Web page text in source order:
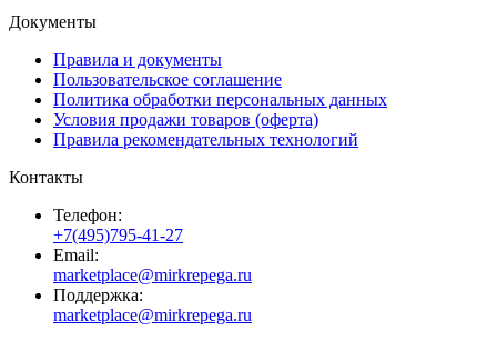
Документы
Правила и документы
Пользовательское соглашение
Политика обработки персональных данных
Условия продажи товаров (оферта)
Правила рекомендательных технологий
Контакты
Телефон:
+7(495)795-41-27
Email:
marketplace@mirkrepega.ru
Поддержка:
marketplace@mirkrepega.ru